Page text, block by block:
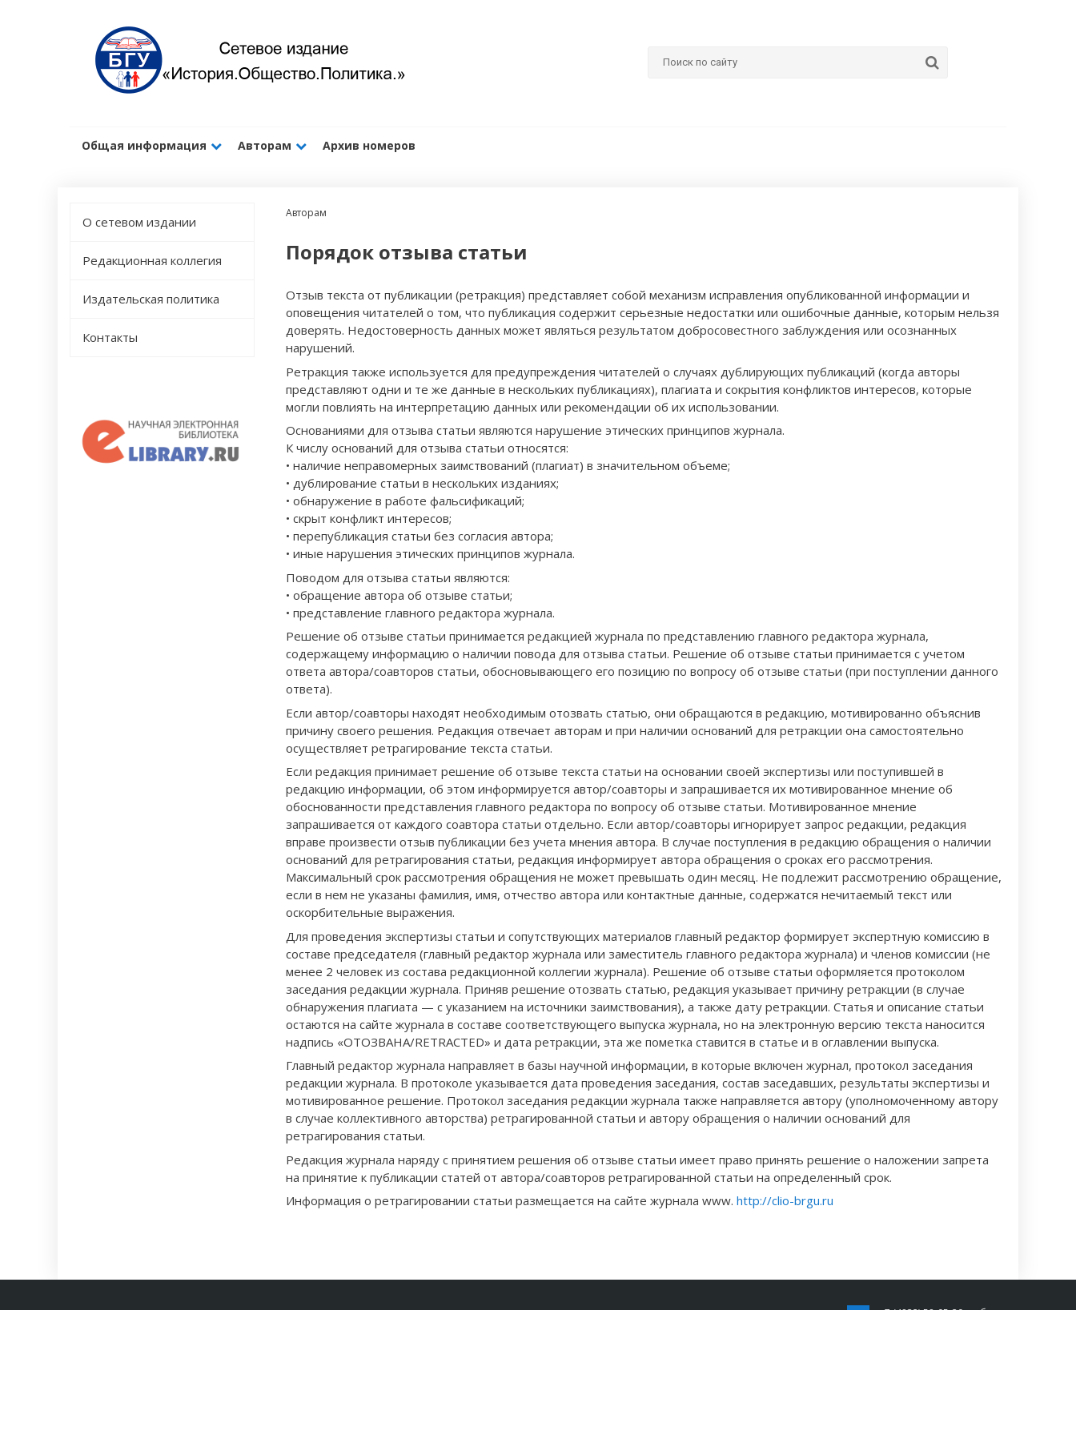
Общая информация Авторам Архив номеров
О сетевом издании
Редакционная коллегия
Издательская политика
Контакты
Авторам
Порядок отзыва статьи
Отзыв текста от публикации (ретракция) представляет собой механизм исправления опубликованной информации и
оповещения читателей о том, что публикация содержит серьезные недостатки или ошибочные данные, которым нельзя
доверять. Недостоверность данных может являться результатом добросовестного заблуждения или осознанных
нарушений.
Ретракция также используется для предупреждения читателей о случаях дублирующих публикаций (когда авторы
представляют одни и те же данные в нескольких публикациях), плагиата и сокрытия конфликтов интересов, которые
могли повлиять на интерпретацию данных или рекомендации об их использовании.
Основаниями для отзыва статьи являются нарушение этических принципов журнала.
К числу оснований для отзыва статьи относятся:
• наличие неправомерных заимствований (плагиат) в значительном объеме;
• дублирование статьи в нескольких изданиях;
• обнаружение в работе фальсификаций;
• скрыт конфликт интересов;
• перепубликация статьи без согласия автора;
• иные нарушения этических принципов журнала.
Поводом для отзыва статьи являются:
• обращение автора об отзыве статьи;
• представление главного редактора журнала.
Решение об отзыве статьи принимается редакцией журнала по представлению главного редактора журнала,
содержащему информацию о наличии повода для отзыва статьи. Решение об отзыве статьи принимается с учетом
ответа автора/соавторов статьи, обосновывающего его позицию по вопросу об отзыве статьи (при поступлении данного
ответа).
Если автор/соавторы находят необходимым отозвать статью, они обращаются в редакцию, мотивированно объяснив
причину своего решения. Редакция отвечает авторам и при наличии оснований для ретракции она самостоятельно
осуществляет ретрагирование текста статьи.
Если редакция принимает решение об отзыве текста статьи на основании своей экспертизы или поступившей в
редакцию информации, об этом информируется автор/соавторы и запрашивается их мотивированное мнение об
обоснованности представления главного редактора по вопросу об отзыве статьи. Мотивированное мнение
запрашивается от каждого соавтора статьи отдельно. Если автор/соавторы игнорирует запрос редакции, редакция
вправе произвести отзыв публикации без учета мнения автора. В случае поступления в редакцию обращения о наличии
оснований для ретрагирования статьи, редакция информирует автора обращения о сроках его рассмотрения.
Максимальный срок рассмотрения обращения не может превышать один месяц. Не подлежит рассмотрению обращение,
если в нем не указаны фамилия, имя, отчество автора или контактные данные, содержатся нечитаемый текст или
оскорбительные выражения.
Для проведения экспертизы статьи и сопутствующих материалов главный редактор формирует экспертную комиссию в
составе председателя (главный редактор журнала или заместитель главного редактора журнала) и членов комиссии (не
менее 2 человек из состава редакционной коллегии журнала). Решение об отзыве статьи оформляется протоколом
заседания редакции журнала. Приняв решение отозвать статью, редакция указывает причину ретракции (в случае
обнаружения плагиата — с указанием на источники заимствования), а также дату ретракции. Статья и описание статьи
остаются на сайте журнала в составе соответствующего выпуска журнала, но на электронную версию текста наносится
надпись «ОТОЗВАНА/RETRACTED» и дата ретракции, эта же пометка ставится в статье и в оглавлении выпуска.
Главный редактор журнала направляет в базы научной информации, в которые включен журнал, протокол заседания
редакции журнала. В протоколе указывается дата проведения заседания, состав заседавших, результаты экспертизы и
мотивированное решение. Протокол заседания редакции журнала также направляется автору (уполномоченному автору
в случае коллективного авторства) ретрагированной статьи и автору обращения о наличии оснований для
ретрагирования статьи.
Редакция журнала наряду с принятием решения об отзыве статьи имеет право принять решение о наложении запрета
на принятие к публикации статей от автора/соавторов ретрагированной статьи на определенный срок.
Информация о ретрагировании статьи размещается на сайте журнала www. http://clio-brgu.ru
+7 (4832) 58-05-20, доб.